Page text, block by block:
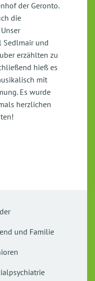
der Geronto.
die
Sedlmair und
erzählten zu
hieß es
mit
Es wurde
herzlichen
und Familie